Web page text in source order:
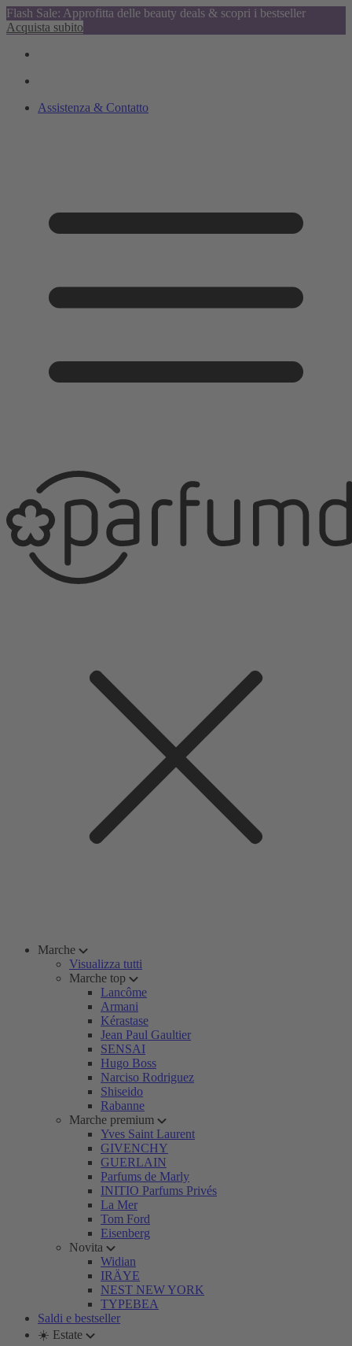
Flash Sale: Approfitta delle beauty deals & scopri i bestseller
Acquista subito
Assistenza & Contatto
Marche
Visualizza tutti
Marche top
Lancôme
Armani
Kérastase
Jean Paul Gaultier
SENSAI
Hugo Boss
Narciso Rodriguez
Shiseido
Rabanne
Marche premium
Yves Saint Laurent
GIVENCHY
GUERLAIN
Parfums de Marly
INITIO Parfums Privés
La Mer
Tom Ford
Eisenberg
Novita
Widian
IRÄYE
NEST NEW YORK
TYPEBEA
Saldi e bestseller
☀️ Estate